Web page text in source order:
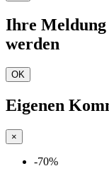
Ihre Meldung
werden
OK
Eigenen
×
-70%